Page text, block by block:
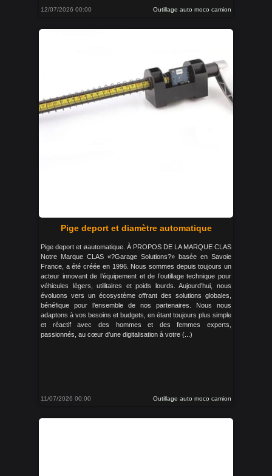
12/07/2026 00:00 Outillage auto moco camion
Pige deport et diamètre automatique
Pige deport et øautomatique. À PROPOS DE LA MARQUE CLAS
Notre Marque CLAS «?Garage Solutions?» basée en Savoie
France, a été créée en 1996. Nous sommes depuis toujours un
acteur innovant de l’équipement et de l’outillage technique pour
véhicules légers, utilitaires et poids lourds. Aujourd’hui, nous
évoluons vers un écosystème offrant des solutions globales,
bénéfique pour l’ensemble de nos partenaires. Nous nous
adaptons à vos besoins et budgets, en étant toujours plus simple
et réactif avec des hommes et des femmes experts,
passionnés, au cœur d’une digitalisation à votre (...)
11/07/2026 00:00 Outillage auto moco camion